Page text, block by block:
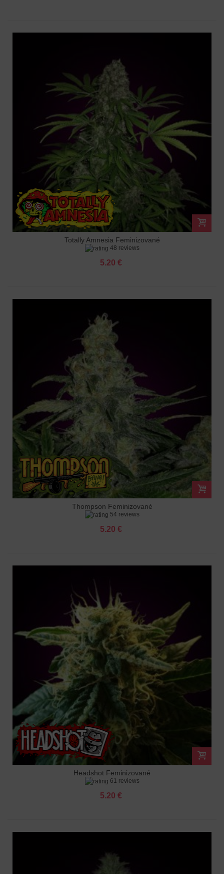
Totally Amnesia Feminizované
48 reviews
5.20 €
Thompson Feminizované
54 reviews
5.20 €
Headshot Feminizované
61 reviews
5.20 €